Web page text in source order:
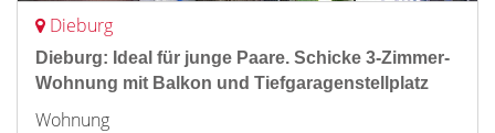
Dieburg
Dieburg: Ideal für junge Paare. Schicke 3-Zimmer-
Wohnung mit Balkon und Tiefgaragenstellplatz
Wohnung